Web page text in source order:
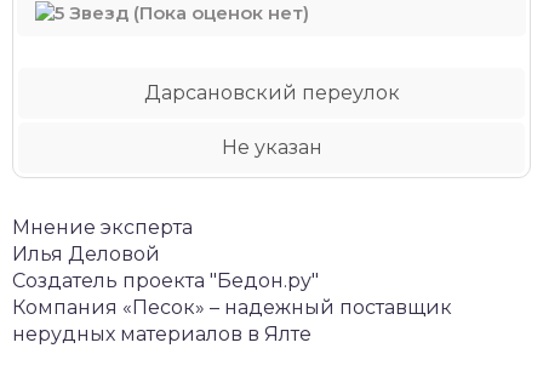
(Пока оценок нет)
Дарсановский переулок
Не указан
Мнение эксперта
Илья Деловой
Создатель проекта "Бедон.ру"
Компания «Песок» – надежный поставщик
нерудных материалов в Ялте